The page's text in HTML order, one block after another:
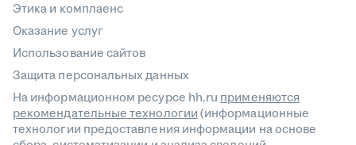
Этика и комплаенс
Оказание услуг
Использование сайтов
Защита персональных данных
На информационном ресурсе hh.ru применяются
рекомендательные технологии(информационные
технологии предоставления информации на основе